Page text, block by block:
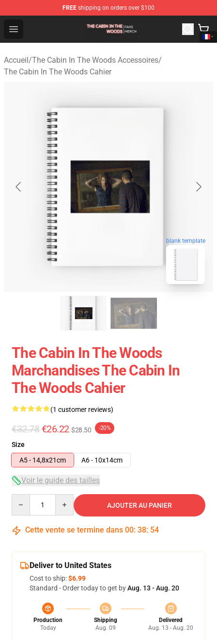
FREE shipping on orders over $100
Open menu
The Cabin In The Woods Shop - Official The Cabin In
Accueil/The Cabin In The Woods Accessoires/
The Cabin In The Woods Cahier
blank template
The Cabin In The Woods
Marchandises The Cabin In
The Woods Cahier
(1 customer reviews)
€32.78 €26.22 $28.50 -20%
Size
A5 - 14,8x21cm
A6 - 10x14cm
Voir le guide des tailles
AJOUTER AU PANIER
Cette vente se termine dans 00: 38: 53
Deliver to United States
Cost to ship:$6.99
Standard - Order today to get byAug. 13 - Aug. 20
Production
Today
Shipping
Aug. 09
Delivered
Aug. 13 - Aug. 20